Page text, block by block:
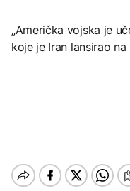
„Američka vojska je
koje je Iran lansirao na